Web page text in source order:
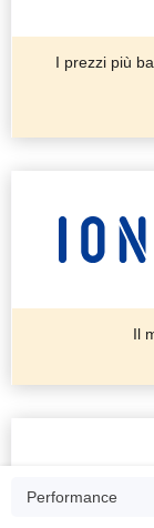
I prezzi più
Il
Performance